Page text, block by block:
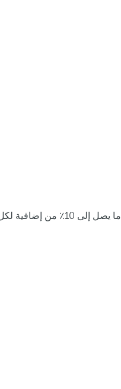
ما يصل إلى 10٪ من إضافية لكل غرفة تراكم